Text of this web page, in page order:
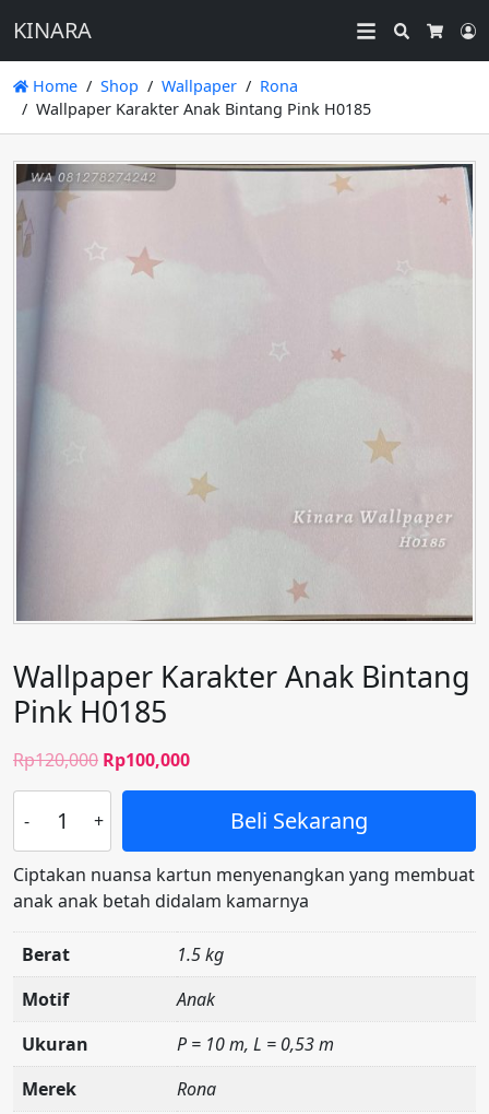
KINARA
Search
Home Shop Wallpaper
Rona
Wallpaper Karakter Anak Bintang Pink H0185
Wallpaper Karakter Anak Bintang
Pink H0185
Rp120,000 Harga
aslinya
Rp100,000Harga
saat
Wallpaper
Karakter
Anak
Bintang
Pink
H0185
Beli Sekarang
Ciptakan nuansa kartun menyenangkan yang membuat
anak anak betah didalam kamarnya
Berat
1.5 kg
Motif
Anak
Ukuran
P = 10 m, L = 0,53 m
Merek
Rona